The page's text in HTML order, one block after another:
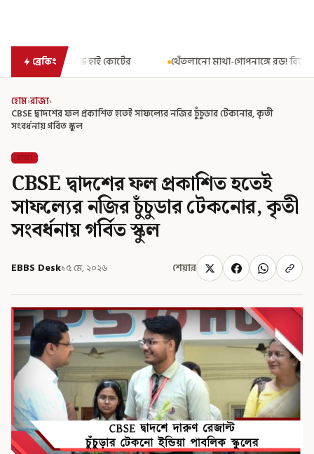
ব্রেকিং
কোর্টের থেঁতলানো মাথা-গোপনাঙ্গে রড! বিজেপিশাসিত অসমে
হোম›রাজ্য›
CBSE দ্বাদশের ফল প্রকাশিত হতেই সাফল্যের নজির চুঁচুডার টেকনোর, কৃতী
সংবর্ধনায় গর্বিত স্কুল
রাজ্য
CBSE দ্বাদশের ফল প্রকাশিত হতেই
সাফল্যের নজির চুঁচুডার টেকনোর, কৃতী
সংবর্ধনায় গর্বিত স্কুল
EBBS Desk১৫ মে, ২০২৬ শেয়ার